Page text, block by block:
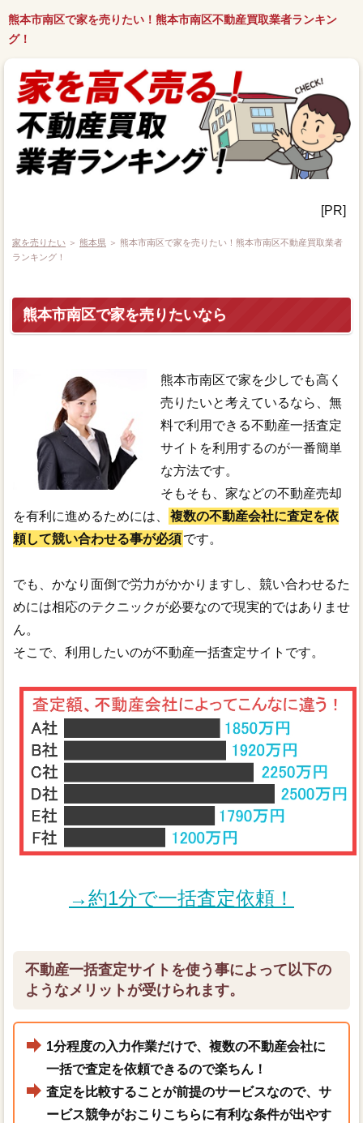
熊本市南区で家を売りたい！熊本市南区不動産買取業者ランキン
グ！
[PR]
家を売りたい ＞ 熊本県 ＞ 熊本市南区で家を売りたい！熊本市南区不動産買取業者
ランキング！
熊本市南区で家を売りたいなら
熊本市南区で家を少しでも高く
売りたいと考えているなら、無
料で利用できる不動産一括査定
サイトを利用するのが一番簡単
な方法です。
そもそも、家などの不動産売却
を有利に進めるためには、
複数の不動産会社に査定を依
頼して競い合わせる事が必須です。
でも、かなり面倒で労力がかかりますし、競い合わせるた
めには相応のテクニックが必要なので現実的ではありませ
ん。
そこで、利用したいのが不動産一括査定サイトです。
→約1分で一括査定依頼！
不動産一括査定サイトを使う事によって以下の
ようなメリットが受けられます。
1分程度の入力作業だけで、複数の不動産会社に
一括で査定を依頼できるので楽ちん！
査定を比較することが前提のサービスなので、サ
ービス競争がおこりこちらに有利な条件が出やす